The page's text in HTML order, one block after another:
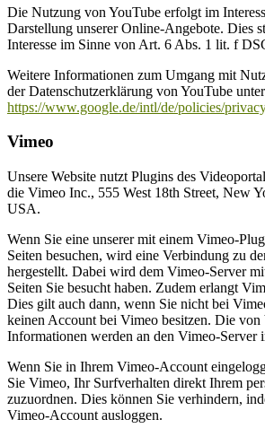
Die Nutzung von YouTube erfolgt im
Darstellung unserer Online-Angebote. Dies
Interesse im Sinne von Art. 6 Abs. 1 lit. f
Weitere Informationen zum Umgang mit
der Datenschutzerklärung von YouTube
https://www.google.de/intl/de/policies/privacy
Vimeo
Unsere Website nutzt Plugins des
die Vimeo Inc., 555 West 18th Street, New
USA.
Wenn Sie eine unserer mit einem Vimeo-
Seiten besuchen, wird eine Verbindung zu
hergestellt. Dabei wird dem Vimeo-Server
Seiten Sie besucht haben. Zudem erlangt
Dies gilt auch dann, wenn Sie nicht bei
keinen Account bei Vimeo besitzen. Die von
Informationen werden an den Vimeo-Server
Wenn Sie in Ihrem Vimeo-Account
Sie Vimeo, Ihr Surfverhalten direkt Ihrem
zuzuordnen. Dies können Sie verhindern,
Vimeo-Account ausloggen.